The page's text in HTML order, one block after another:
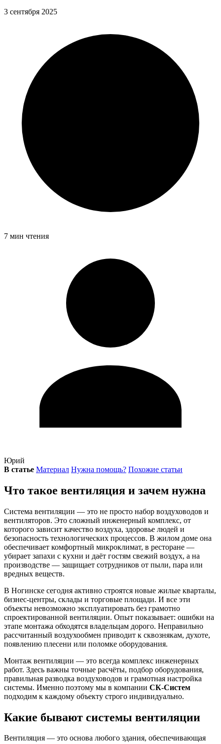
3 сентября 2025
7 мин чтения
Юрий
В статье Материал Нужна помощь? Похожие статьи
Что такое вентиляция и зачем нужна
Система вентиляции — это не просто набор воздуховодов и
вентиляторов. Это сложный инженерный комплекс, от
которого зависит качество воздуха, здоровье людей и
безопасность технологических процессов. В жилом доме она
обеспечивает комфортный микроклимат, в ресторане —
убирает запахи с кухни и даёт гостям свежий воздух, а на
производстве — защищает сотрудников от пыли, пара или
вредных веществ.
В Ногинске сегодня активно строятся новые жилые кварталы,
бизнес-центры, склады и торговые площади. И все эти
объекты невозможно эксплуатировать без грамотно
спроектированной вентиляции. Опыт показывает: ошибки на
этапе монтажа обходятся владельцам дорого. Неправильно
рассчитанный воздухообмен приводит к сквознякам, духоте,
появлению плесени или поломке оборудования.
Монтаж вентиляции — это всегда комплекс инженерных
работ. Здесь важны точные расчёты, подбор оборудования,
правильная разводка воздуховодов и грамотная настройка
системы. Именно поэтому мы в компании СК-Систем
подходим к каждому объекту строго индивидуально.
Какие бывают системы вентиляции
Вентиляция — это основа любого здания, обеспечивающая